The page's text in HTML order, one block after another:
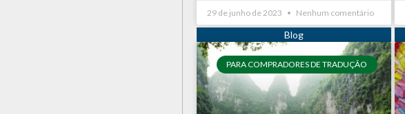
29 de junho de 2023 Nenhum comentário
PARA COMPRADORES DE TRADUÇÃO